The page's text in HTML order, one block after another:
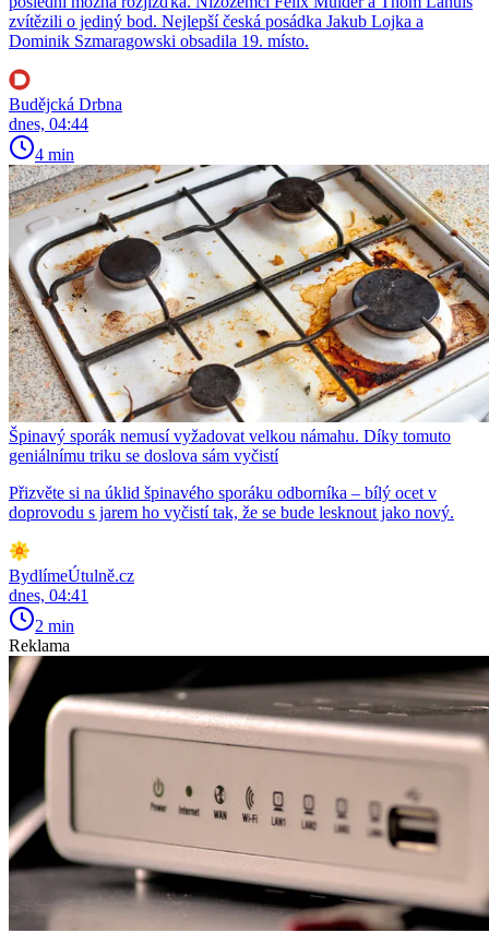
zvítězili o jediný bod. Nejlepší česká posádka Jakub Lojka a
Dominik Szmaragowski obsadila 19. místo.
Budějcká Drbna
dnes, 04:44
4 min
Špinavý sporák nemusí vyžadovat velkou námahu. Díky tomuto
geniálnímu triku se doslova sám vyčistí
Přizvěte si na úklid špinavého sporáku odborníka – bílý ocet v
doprovodu s jarem ho vyčistí tak, že se bude lesknout jako nový.
BydlímeÚtulně.cz
dnes, 04:41
2 min
Reklama